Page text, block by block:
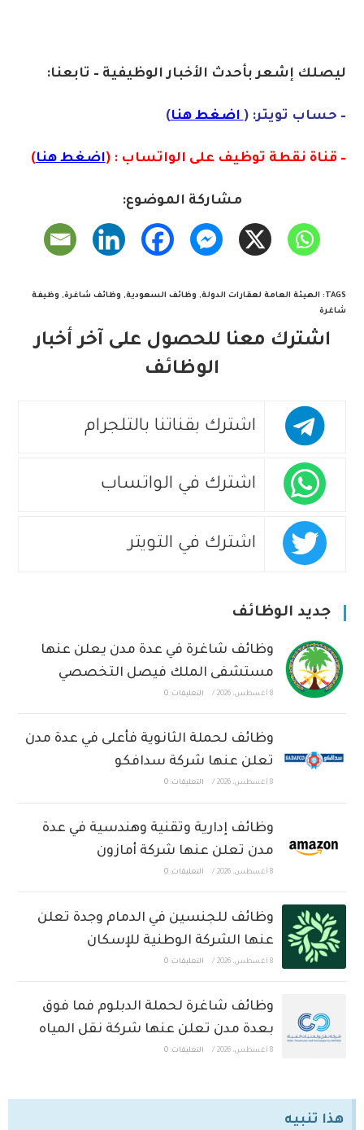
ليصلك إشعربأحدث الأخبار الوظيفية – تابعنا:
– حساب تويتر: ( اضغط هنا)
– قناة نقطة توظيف على الواتساب : (اضغط هنا)
مشاركة الموضوع:
TAGS
: الهيئة العامة لعقارات الدولة, وظائف السعودية, وظائف شاغرة, وظيفة
شاغرة
اشترك معنا للحصول على آخر أخبار
الوظائف
اشترك بقناتنا بالتلجرام
اشترك في الواتساب
اشترك في التويتر
جديد الوظائف
وظائف شاغرة في عدة مدن يعلن عنها
مستشفى الملك فيصل التخصصي
8 أغسطس، 2026 / التعليقات: 0
وظائف لحملة الثانوية فأعلى في عدة مدن
تعلن عنها شركة سدافكو
8 أغسطس، 2026 / التعليقات: 0
وظائف إدارية وتقنية وهندسية في عدة
مدن تعلن عنها شركة أمازون
8 أغسطس، 2026 / التعليقات: 0
وظائف للجنسين في الدمام وجدة تعلن
عنها الشركة الوطنية للإسكان
8 أغسطس، 2026 / التعليقات: 0
وظائف شاغرة لحملة الدبلوم فما فوق
بعدة مدن تعلن عنها شركة نقل المياه
8 أغسطس، 2026 / التعليقات: 0
هذا تنبيه